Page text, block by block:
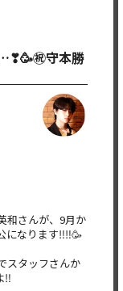
㊗️守本勝
和さんが、9月か
になります‼️‼️🥳
スタッフさんか
‼️